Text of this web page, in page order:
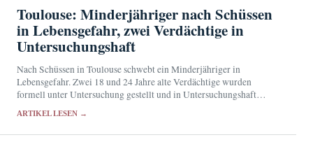
Toulouse: Minderjähriger nach Schüssen
in Lebensgefahr, zwei Verdächtige in
Untersuchungshaft
Nach Schüssen in Toulouse schwebt ein Minderjähriger in
Lebensgefahr. Zwei 18 und 24 Jahre alte Verdächtige wurden
formell unter Untersuchung gestellt und in Untersuchungshaft
ARTIKEL LESEN →